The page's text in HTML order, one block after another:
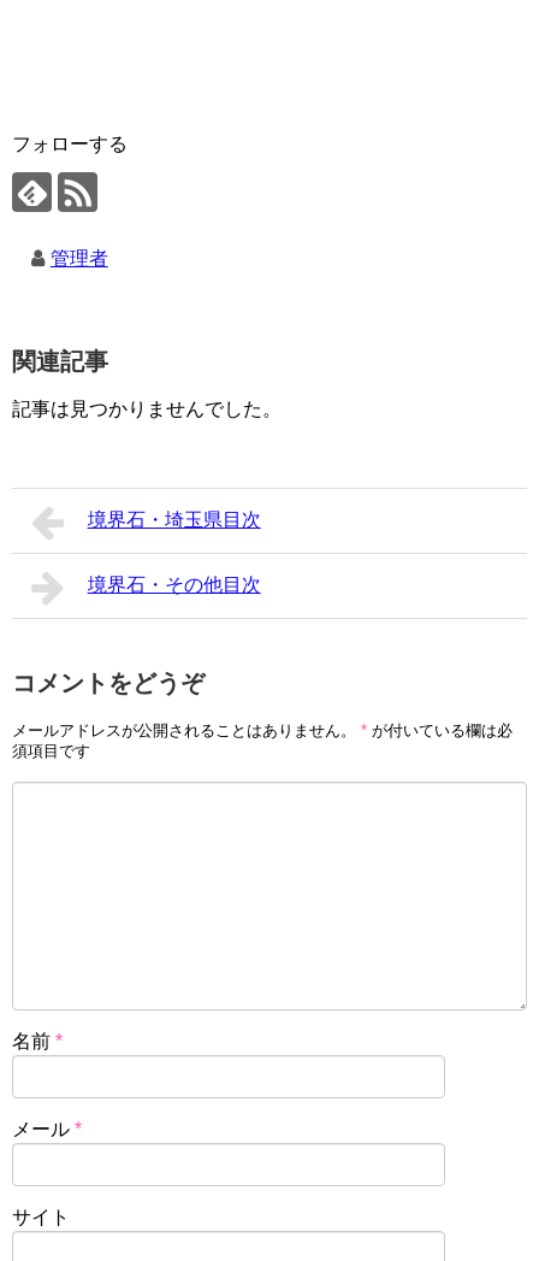
フォローする
管理者
関連記事
記事は見つかりませんでした。
境界石・埼玉県目次
境界石・その他目次
コメントをどうぞ
メールアドレスが公開されることはありません。 * が付いている欄は必
須項目です
名前 *
メール *
サイト